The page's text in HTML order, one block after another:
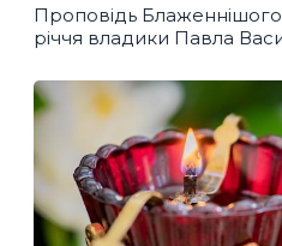
Проповідь
річчя владики Павла